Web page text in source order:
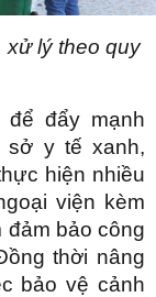
xử lý theo quy
để đẩy mạnh
sở y tế xanh,
hiện nhiều
viện kèm
đảm bảo công
thời nâng
bảo vệ cảnh